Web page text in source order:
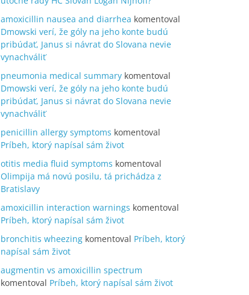
amoxicillin nausea and diarrhea komentoval
Dmowski verí, že góly na jeho konte budú
pribúdať, Janus si návrat do Slovana nevie
vynachváliť
pneumonia medical summary komentoval
Dmowski verí, že góly na jeho konte budú
pribúdať, Janus si návrat do Slovana nevie
vynachváliť
penicillin allergy symptoms komentoval
Príbeh, ktorý napísal sám život
otitis media fluid symptoms komentoval
Olimpija má novú posilu, tá prichádza z
Bratislavy
amoxicillin interaction warnings komentoval
Príbeh, ktorý napísal sám život
bronchitis wheezing komentoval Príbeh, ktorý
napísal sám život
augmentin vs amoxicillin spectrum
komentoval Príbeh, ktorý napísal sám život